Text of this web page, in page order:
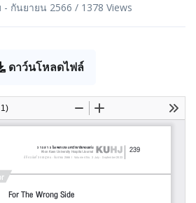
กันยายน 2566 / 1378 Views
ดาว์นโหลดไฟล์